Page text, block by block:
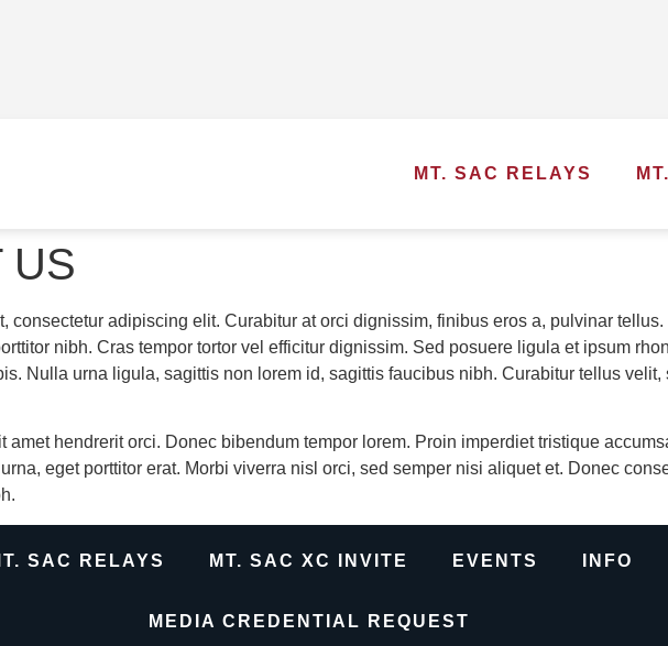
MT. SAC RELAYS
US
consectetur adipiscing elit. Curabitur at orci dignissim, finibus eros a, pulvinar
nibh. Cras tempor tortor vel efficitur dignissim. Sed posuere ligula et ipsum
Nulla urna ligula, sagittis non lorem id, sagittis faucibus nibh. Curabitur tellus
amet hendrerit orci. Donec bibendum tempor lorem. Proin imperdiet tristique
eget porttitor erat. Morbi viverra nisl orci, sed semper nisi aliquet et. Donec
SAC RELAYS MT. SAC XC INVITE EVENTS INFO
MEDIA CREDENTIAL REQUEST